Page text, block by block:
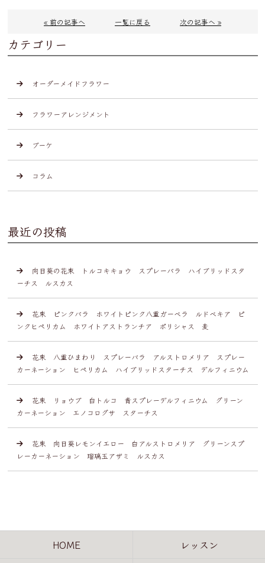
« 前の記事へ 一覧に戻る 次の記事へ »
カテゴリー
オーダーメイドフラワー
フラワーアレンジメント
ブーケ
コラム
最近の投稿
向日葵の花束 トルコキキョウ スプレーバラ ハイブリッドスタ
ーチス ルスカス
花束 ピンクバラ ホワイトピンク八重ガーベラ ルドベキア ピ
ンクヒペリカム ホワイトアストランチア ポリシャス 麦
花束 八重ひまわり スプレーバラ アルストロメリア スプレー
カーネーション ヒペリカム ハイブリッドスターチス デルフィニウム
花束 リョウブ 白トルコ 青スプレーデルフィニウム グリーン
カーネーション エノコログサ スターチス
花束 向日葵レモンイエロー 白アルストロメリア グリーンスプ
レーカーネーション 瑠璃玉アザミ ルスカス
HOME レッスン